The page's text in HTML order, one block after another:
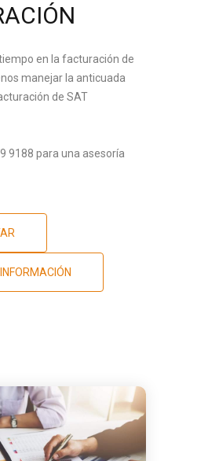
en la facturación de
manejar la anticuada
de SAT
9188 para una asesoría